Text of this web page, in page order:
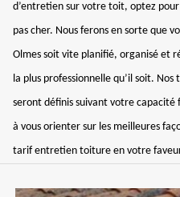
d’entretien sur votre toit, optez
pas cher. Nous ferons en sorte que
Olmes soit vite planifié, organisé et
la plus professionnelle qu’il soit.
seront définis suivant votre capacité
à vous orienter sur les meilleures
tarif entretien toiture en votre